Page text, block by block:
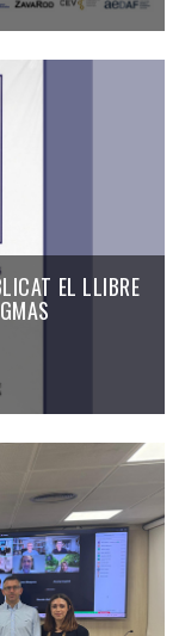
EL LLIBRE